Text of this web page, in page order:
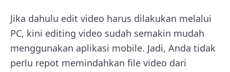
Jika dahulu edit video harus dilakukan melalui
PC, kini editing video sudah semakin mudah
menggunakan aplikasi mobile. Jadi, Anda tidak
perlu repot memindahkan file video dari